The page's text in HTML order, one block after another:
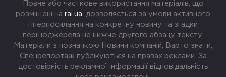
Повне або часткове використання матеріалів, що
розміщені на rai.ua , дозволяється за умови активного
гіперпосилання на конкретну новину та згадки
першоджерела не нижче другого абзацу тексту.
Матеріали з позначкою Новини компаній, Варто знати,
Спецрепортаж публікуються на правах реклами. За
достовірність рекламної інформації відповідальність